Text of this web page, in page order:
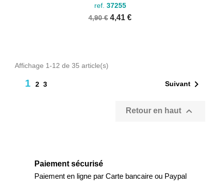
ref. 37255
4,90 € 4,41 €
Affichage 1-12 de 35 article(s)
1 2 3 Suivant 
Retour en haut 
Paiement sécurisé
Paiement en ligne par Carte bancaire ou Paypal